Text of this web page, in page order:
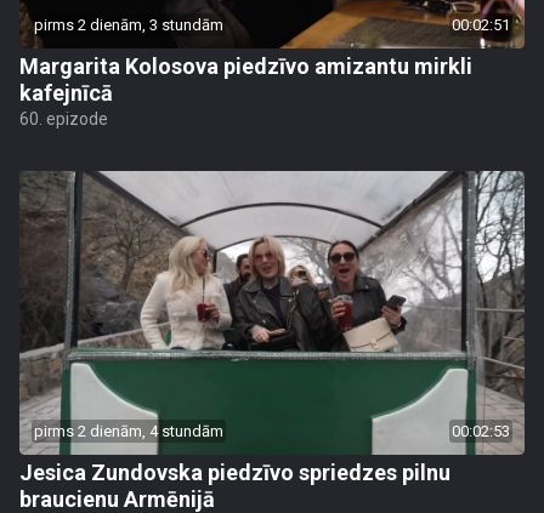
pirms 2 dienām, 3 stundām 00:02:51
Margarita Kolosova piedzīvo amizantu mirkli
kafejnīcā
60. epizode
pirms 2 dienām, 4 stundām 00:02:53
Jesica Zundovska piedzīvo spriedzes pilnu
braucienu Armēnijā